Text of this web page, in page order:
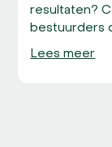
resultaten?
bestuurders
Lees meer